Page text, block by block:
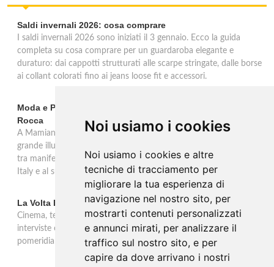
Noi usiamo i cookies
Noi usiamo i cookies e altre
tecniche di tracciamento per
migliorare la tua esperienza di
navigazione nel nostro sito, per
mostrarti contenuti personalizzati
e annunci mirati, per analizzare il
traffico sul nostro sito, e per
capire da dove arrivano i nostri
Saldi invernali 2026: cosa comprare
I saldi invernali 2026 sono iniziati il 3 gennaio. Ecco la guida
completa su cosa comprare per un guardaroba elegante e
duraturo: dai cappotti strutturati alle scarpe stringate, dalle borse
ai collant colorati fino ai jeans loose fit e accessori.
Moda e Pubblicità 1950-2000 alla Fondazione Magnani-
Rocca
A Mamiano di Traversetolo la mostra ripercorre l'eredità della
grande illustrazione di moda e della pubblicità in Italia 1950-2000,
tra manifesti, schizzi e icone che hanno dato forma al Made in
Italy e al suo immaginario visivo.
La Volta Buona: Caterina Balivo
Cinema, teatro, televisione e temi sociali: una settimana ricca di
interviste esclusive e momenti di intrattenimento nel programma
pomeridiano di Rai 1, in onda dalle 14:00 alle 16:00.